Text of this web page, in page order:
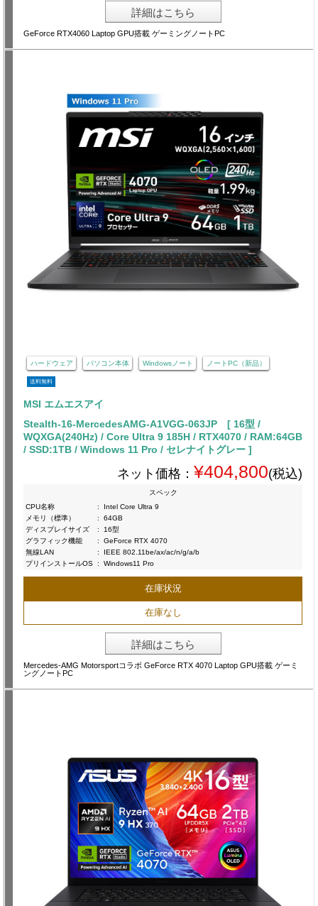
詳細はこちら
GeForce RTX4060 Laptop GPU搭載 ゲーミングノートPC
ハードウェア パソコン本体 Windowsノート ノートPC（新品）
送料無料
MSI エムエスアイ
Stealth-16-MercedesAMG-A1VGG-063JP [ 16型 /
WQXGA(240Hz) / Core Ultra 9 185H / RTX4070 / RAM:64GB
/ SSD:1TB / Windows 11 Pro / セレナイトグレー ]
ネット価格： ¥404,800(税込)
スペック
CPU名称
:
Intel Core Ultra 9
メモリ（標準）
:
64GB
ディスプレイサイズ
:
16型
グラフィック機能
:
GeForce RTX 4070
無線LAN
:
IEEE 802.11be/ax/ac/n/g/a/b
プリインストールOS : Windows11 Pro
在庫状況
在庫なし
詳細はこちら
Mercedes-AMG Motorsportコラボ GeForce RTX 4070 Laptop GPU搭載 ゲーミ
ングノートPC